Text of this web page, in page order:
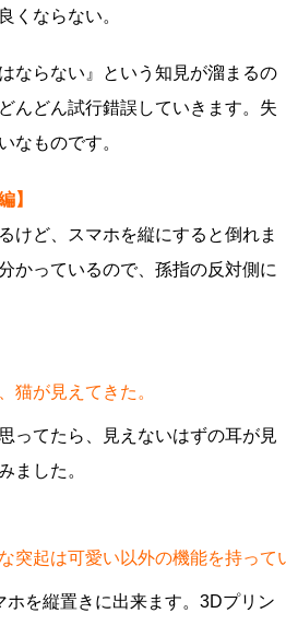
くならない。
ならない』という知見が溜まるの
んどん試行錯誤していきます。失
なものです。
】
けど、スマホを縦にすると倒れま
かっているので、孫指の反対側に
猫が見えてきた。
ってたら、見えないはずの耳が見
ました。
突起は可愛い以外の機能を持って
ホを縦置きに出来ます。3Dプリン